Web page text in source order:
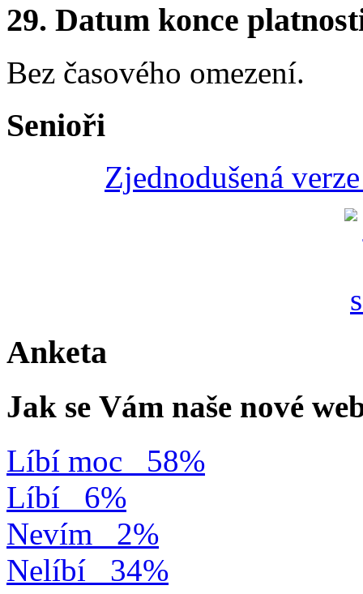
29. Datum konce
Bez časového omezení.
Senioři
Zjednodušená
Anketa
Jak se Vám naše nové
Líbí moc
58%
Líbí
6%
Nevím
2%
Nelíbí
34%